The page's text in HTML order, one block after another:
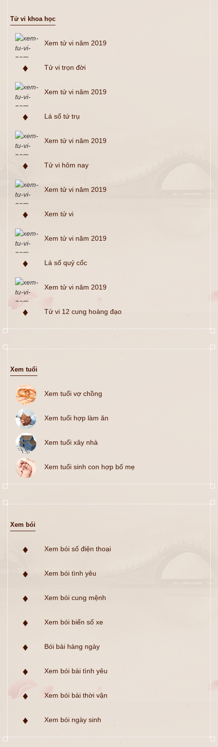
Tử vi khoa học
Xem tử vi năm 2019
Tử vi trọn đời
Xem tử vi năm 2019
Lá số tứ trụ
Xem tử vi năm 2019
Tử vi hôm nay
Xem tử vi năm 2019
Xem tử vi
Xem tử vi năm 2019
Lá số quỷ cốc
Xem tử vi năm 2019
Tử vi 12 cung hoàng đạo
Xem tuổi
Xem tuổi vợ chồng
Xem tuổi hợp làm ăn
Xem tuổi xây nhà
Xem tuổi sinh con hợp bố mẹ
Xem bói
Xem bói số điện thoại
Xem bói tình yêu
Xem bói cung mệnh
Xem bói biển số xe
Bói bài hàng ngày
Xem bói bài tình yêu
Xem bói bài thời vận
Xem bói ngày sinh